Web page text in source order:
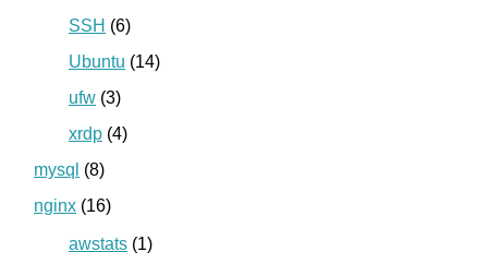
SSH (6)
Ubuntu (14)
ufw (3)
xrdp (4)
mysql (8)
nginx (16)
awstats (1)